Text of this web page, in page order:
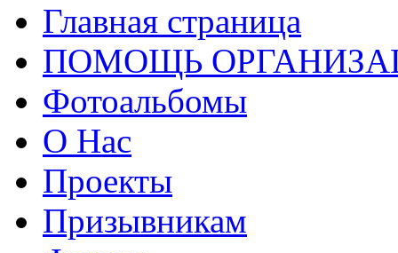
Главная страница
ПОМОЩЬ
Фотоальбомы
О Нас
Проекты
Призывникам